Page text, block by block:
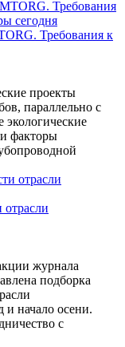
Требования к
проекты
параллельно с
факторы
журнала
подборка
и начало осени.
с